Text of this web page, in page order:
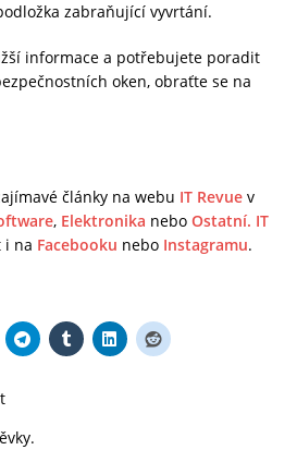
zabraňující vyvrtání.
informace a potřebujete poradit
oken, obraťte se na
články na webu IT Revue v
, Elektronika nebo Ostatní. IT
i na Facebooku nebo Instagramu.